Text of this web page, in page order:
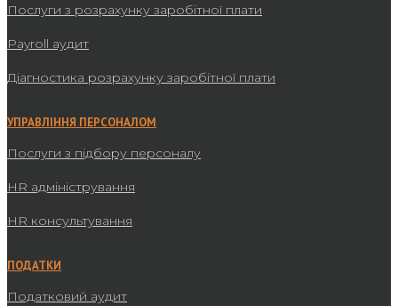
Послуги з розрахунку заробітної плати
Payroll аудит
Діагностика розрахунку заробітної плати
УПРАВЛІННЯ ПЕРСОНАЛОМ
Послуги з підбору персоналу
HR адміністрування
HR консультування
ПОДАТКИ
Податковий аудит